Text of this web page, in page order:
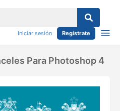
Iniciar sesión Regístrate
Para Photoshop 4